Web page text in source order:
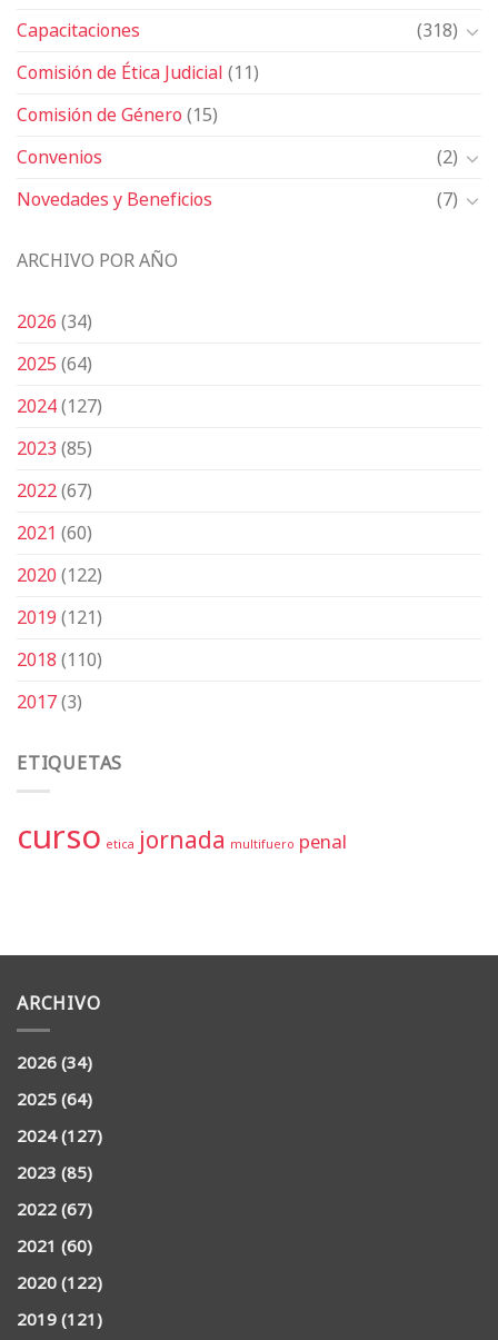
Capacitaciones
(318)
Comisión de Ética Judicial(11)
Comisión de Género(15)
Convenios
(2)
Novedades y Beneficios
(7)
ARCHIVO POR AÑO
2026(34)
2025(64)
2024(127)
2023(85)
2022(67)
2021 (60)
2020(122)
2019(121)
2018(110)
2017(3)
ETIQUETAS
curso etica jornada multifuero penal
ARCHIVO
2026(34)
2025(64)
2024(127)
2023(85)
2022(67)
2021 (60)
2020(122)
2019(121)